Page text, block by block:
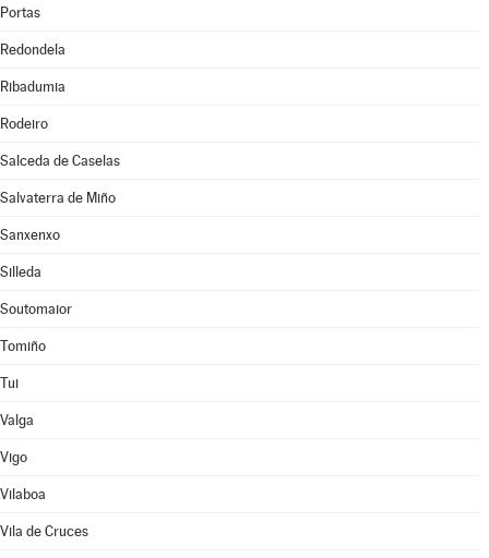
Portas
Redondela
Ribadumia
Rodeiro
Salceda de Caselas
Salvaterra de Miño
Sanxenxo
Silleda
Soutomaior
Tomiño
Tui
Valga
Vigo
Vilaboa
Vila de Cruces